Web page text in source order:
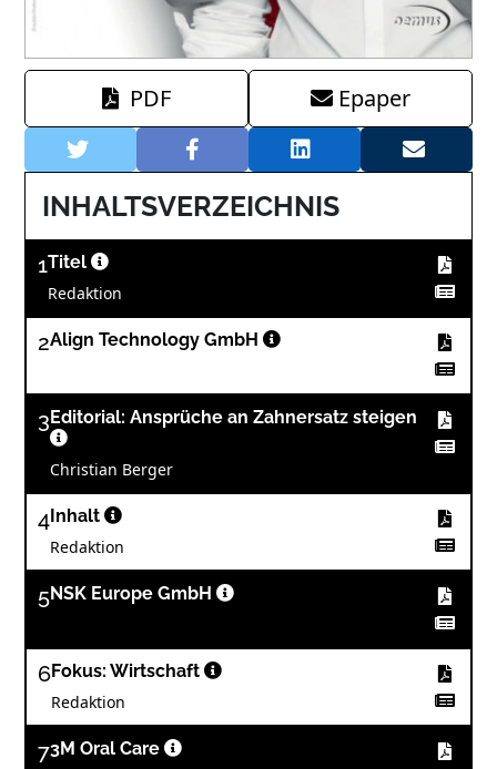
PDF Epaper
INHALTSVERZEICHNIS
1Titel
Redaktion
2Align Technology GmbH
3 Editorial: Ansprüche an Zahnersatz steigen
Christian Berger
4 Inhalt
Redaktion
5NSK Europe GmbH
6Fokus: Wirtschaft
Redaktion
73M Oral Care